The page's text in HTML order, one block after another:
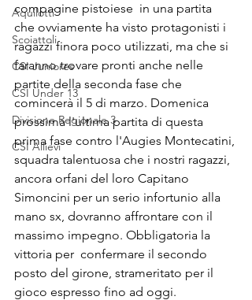
Aquilotti
Scoiattoli
CSI Juniores
CSI Under 13
Divisione Regionale 3
CSI Allievi
compagine pistoiese  in una partita
che ovviamente ha visto protagonisti i
ragazzi finora poco utilizzati, ma che si
faranno trovare pronti anche nelle
partite della seconda fase che
comincerà il 5 di marzo. Domenica
prossima l'ultima partita di questa
prima fase contro l'Augies Montecatini,
squadra talentuosa che i nostri ragazzi,
ancora orfani del loro Capitano
Simoncini per un serio infortunio alla
mano sx, dovranno affrontare con il
massimo impegno. Obbligatoria la
vittoria per  confermare il secondo
posto del girone, strameritato per il
gioco espresso fino ad oggi.